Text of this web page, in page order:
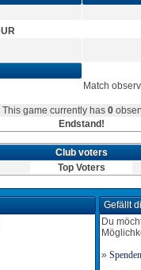
Match
This game currently has 0
Endstand!
Club voters
Top Voters
Gefällt
Du
» Spenden